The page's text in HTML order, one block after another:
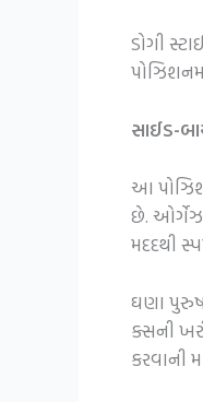
ડોગી
સાઈડ-
આ
છે.
મદદથી
ઘણા
ક્સની
કરવાની